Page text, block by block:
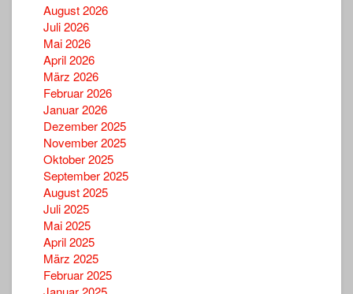
August 2026
Juli 2026
Mai 2026
April 2026
März 2026
Februar 2026
Januar 2026
Dezember 2025
November 2025
Oktober 2025
September 2025
August 2025
Juli 2025
Mai 2025
April 2025
März 2025
Februar 2025